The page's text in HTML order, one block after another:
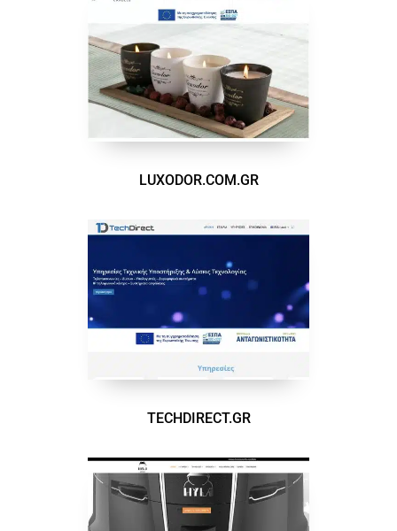
LUXODOR.COM.GR
TECHDIRECT.GR